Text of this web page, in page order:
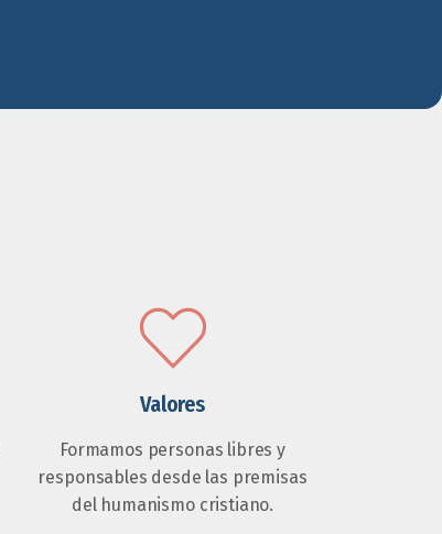
Valores
Formamos personas libres y
responsables desde las premisas
del humanismo cristiano.